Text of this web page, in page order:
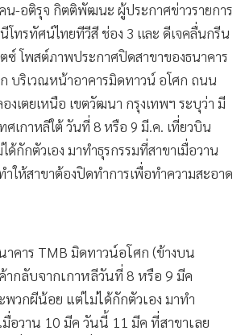
น-อติรุจ กิตติพัฒนะ ผู้ประกาศข่าวรายการ
โทรทัศน์ไทยทีวีสี ช่อง 3 และ ดีเจคลื่นกรีน
ตซ์ โพสต์ภาพประกาศปิดสาขาของธนาคาร
บริเวณหน้าอาคารมิดทาวน์ อโศก ถนน
งเตยเหนือ เขตวัฒนา กรุงเทพฯ ระบุว่า มี
ศเกาหลีใต้ วันที่ 8 หรือ 9 มี.ค. เที่ยวบิน
ด้กักตัวเอง มาทำธุรกรรมที่สาขาเมื่อวาน
ให้สาขาต้องปิดทำการเพื่อทำความสะอาด
าคาร TMB มิดทาวน์อโศก (ข้างบน
กลับจากเกาหลีวันที่ 8 หรือ 9 มีค
พวกผีน้อย แต่ไม่ได้กักตัวเอง มาทำ
มื่อวาน 10 มีค วันนี้ 11 มีค ที่สาขาเลย